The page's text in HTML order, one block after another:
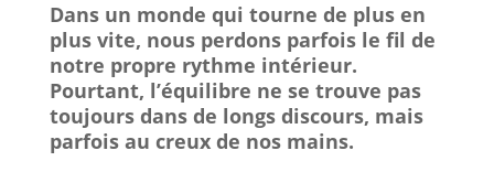
Dans un monde qui tourne de plus en
plus vite, nous perdons parfois le fil de
notre propre rythme intérieur.
Pourtant, l’équilibre ne se trouve pas
toujours dans de longs discours, mais
parfois au creux de nos mains.